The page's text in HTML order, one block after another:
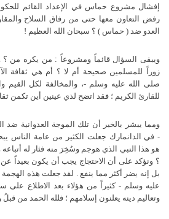
إفشال مشروع حماس في الإعداد القائم
رفض التعاون معها حتى من رفاق السلاح
العدو ضد ( حماس ) ؟ سبحان الله العظيم !
ويبقى السؤال قائماً ومشروعاً : من يكره من ؟
زوراً للمسلمين صحيحة أم لا ؟ أم هي ثقافة
صلى الله عليه وسلم -، والمخالفة لكل القيم
للقارئ الكريم ؛ فقد اتضح لذي عينين أين تكمن
ومما يبشر بالخير أن تلك الموجة العدوانية ضد
- في الدانمارك جعلت الكثير من عامة الناس
هو هذا النبي الذي هوجم وسُخِرَ منه فثار له
؟ ونؤكد على أن الاحتجاج يجب أن يكون بعيداً عن
بل إنه يضر أكثر مما ينفع . لقد جعلت هذه
عليه وسلم - كثيراً من هؤلاء بعد الاطلاع على
وتعاليم دينه يعلنون إسلامهم ؛ فلله الحمد من قبلُ